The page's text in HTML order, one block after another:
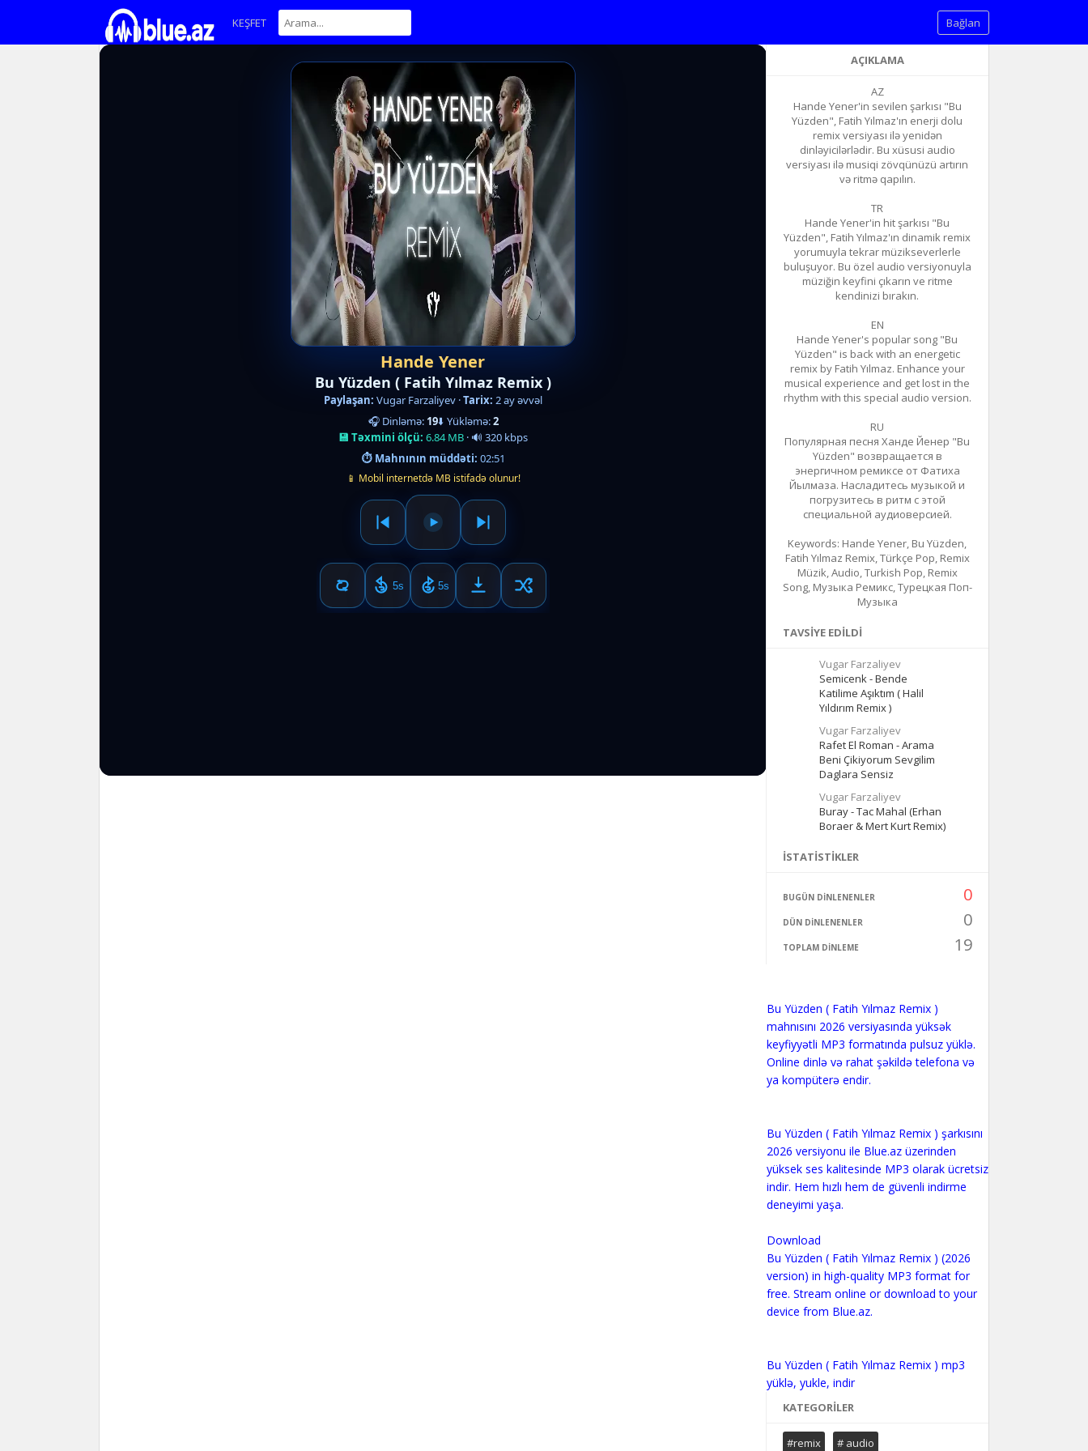
KEŞFET Bağlan
AÇIKLAMA
AZ
Hande Yener'in sevilen şarkısı "Bu
Yüzden", Fatih Yılmaz'ın enerji dolu
remix versiyası ilə yenidən
dinləyicilərlədir. Bu xüsusi audio
versiyası ilə musiqi zövqünüzü artırın
və ritmə qapılın.
TR
Hande Yener'in hit şarkısı "Bu
Yüzden", Fatih Yılmaz'ın dinamik remix
yorumuyla tekrar müzikseverlerle
buluşuyor. Bu özel audio versiyonuyla
müziğin keyfini çıkarın ve ritme
kendinizi bırakın.
EN
Hande Yener's popular song "Bu
Yüzden" is back with an energetic
remix by Fatih Yılmaz. Enhance your
musical experience and get lost in the
rhythm with this special audio version.
RU
Популярная песня Ханде Йенер "Bu
Yüzden" возвращается в
энергичном ремиксе от Фатиха
Йылмаза. Насладитесь музыкой и
погрузитесь в ритм с этой
специальной аудиоверсией.
Keywords: Hande Yener, Bu Yüzden,
Fatih Yılmaz Remix, Türkçe Pop, Remix
Müzik, Audio, Turkish Pop, Remix
Song, Музыка Ремикс, Турецкая Поп-
Музыка
TAVSIYE EDILDI
Vugar Farzaliyev
Semicenk - Bende
Katilime Aşıktım ( Halil
Yıldırım Remix )
Vugar Farzaliyev
Rafet El Roman - Arama
Beni Çikiyorum Sevgilim
Daglara Sensiz
Vugar Farzaliyev
Buray - Tac Mahal (Erhan
Boraer & Mert Kurt Remix)
İSTATISTIKLER
BUGÜN DINLENENLER 0
DÜN DINLENENLER 0
TOPLAM DINLEME 19
Bu Yüzden ( Fatih Yılmaz Remix )
mahnısını 2026 versiyasında yüksək
keyfiyyətli MP3 formatında pulsuz yüklə.
Online dinlə və rahat şəkildə telefona və
ya kompüterə endir.
Bu Yüzden ( Fatih Yılmaz Remix ) şarkısını
2026 versiyonu ile Blue.az üzerinden
yüksek ses kalitesinde MP3 olarak ücretsiz
indir. Hem hızlı hem de güvenli indirme
deneyimi yaşa.
Download
Bu Yüzden ( Fatih Yılmaz Remix ) (2026
version) in high-quality MP3 format for
free. Stream online or download to your
device from Blue.az.
Bu Yüzden ( Fatih Yılmaz Remix ) mp3
yüklə, yukle, indir
KATEGORILER
#remix # audio